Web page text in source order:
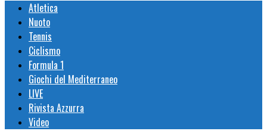
Atletica
Nuoto
Tennis
Ciclismo
Formula 1
Giochi del Mediterraneo
LIVE
Rivista Azzurra
Video